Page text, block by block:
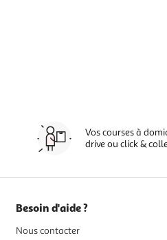
Vos courses à
drive ou click &
Besoin d'aide ?
Nous contacter